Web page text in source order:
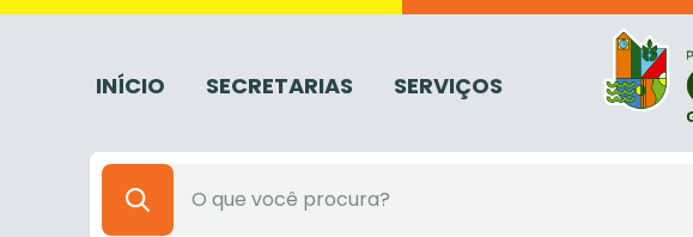
INÍCIO SECRETARIAS SERVIÇOS